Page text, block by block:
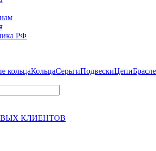
РФ
кольцаКольцаСерьгиПодвескиЦепи
КЛИЕНТОВ